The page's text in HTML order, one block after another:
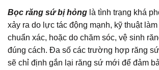
Bọc răng sứ bị hỏng là tình trạng khá
xảy ra do lực tác động mạnh, kỹ thuật
chuẩn xác, hoặc do chăm sóc, vệ sinh
đúng cách. Đa số các trường hợp răng
sẽ chỉ định gắn lại răng sứ mới để đảm